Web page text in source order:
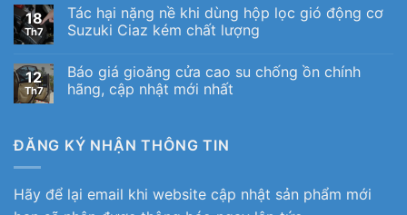
18
Th7
Tác hại nặng nề khi dùng hộp lọc gió động cơ
Suzuki Ciaz kém chất lượng
12
Th7
Báo giá gioăng cửa cao su chống ồn chính
hãng, cập nhật mới nhất
ĐĂNG KÝ NHẬN THÔNG TIN
Hãy để lại email khi website cập nhật sản phẩm mới